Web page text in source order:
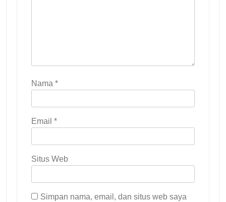
Nama *
Email *
Situs Web
Simpan nama, email, dan situs web saya